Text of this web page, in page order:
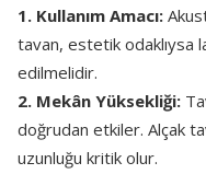
1. Kullanım Amacı:
tavan, estetik odaklıysa
edilmelidir.
2. Mekân Yüksekliği:
doğrudan etkiler. Alçak
uzunluğu kritik olur.